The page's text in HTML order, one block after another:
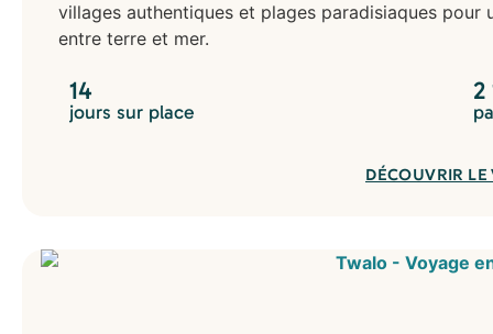
villages authentiques et plages paradisiaques pour
entre terre et mer.
14
jours sur place
2
DÉCOUVRIR LE